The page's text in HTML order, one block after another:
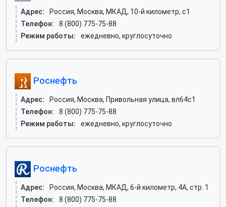
Адрес:
Россия, Москва, МКАД, 10-й километр, с1
Телефон:
8 (800) 775-75-88
Режим работы:
ежедневно, круглосуточно
Роснефть
Адрес:
Россия, Москва, Привольная улица, вл64с1
Телефон:
8 (800) 775-75-88
Режим работы:
ежедневно, круглосуточно
Роснефть
Адрес:
Россия, Москва, МКАД, 6-й километр, 4А, стр. 1
Телефон:
8 (800) 775-75-88